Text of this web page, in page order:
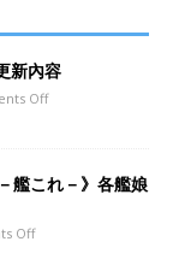
新內容
Off
艦これ－》各艦娘
Off